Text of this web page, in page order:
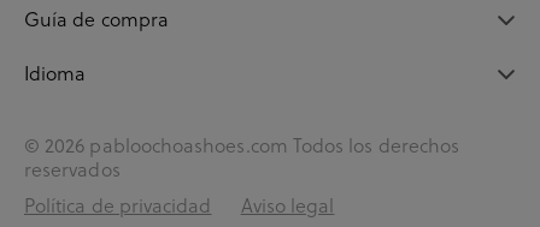
Guía de compra
Idioma
© 2026 pabloochoashoes.com Todos los derechos
reservados
Política de privacidad
Aviso legal